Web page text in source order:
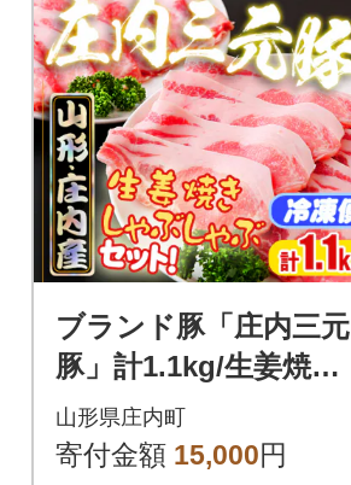
ブランド豚「庄内三元
豚」計1.1kg/生姜焼
き・しゃぶしゃぶセ
ット
山形県庄内町
寄付金額 15,000円